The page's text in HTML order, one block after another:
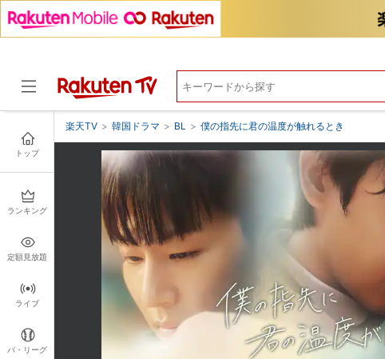
トップ
ランキング
定額見放題
ライブ
パ・リーグ
楽天TV > 韓国ドラマ > BL > 僕の指先に君の温度が触れるとき